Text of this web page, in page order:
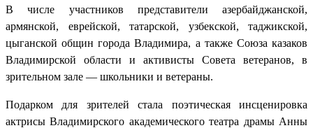
В числе участников представители азербайджанской,
армянской, еврейской, татарской, узбекской, таджикской,
цыганской общин города Владимира, а также Союза казаков
Владимирской области и активисты Совета ветеранов, в
зрительном зале — школьники и ветераны.
Подарком для зрителей стала поэтическая инсценировка
актрисы Владимирского академического театра драмы Анны